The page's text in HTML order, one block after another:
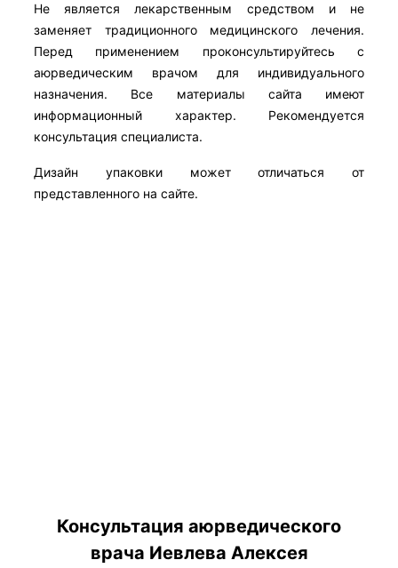
Не является лекарственным средством и не
заменяет традиционного медицинского лечения.
Перед применением проконсультируйтесь с
аюрведическим врачом для индивидуального
назначения. Все материалы сайта имеют
информационный характер. Рекомендуется
консультация специалиста.
Дизайн упаковки может отличаться от
представленного на сайте.
Консультация аюрведического
врача Иевлева Алексея